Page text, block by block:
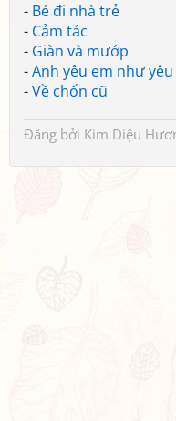
- Bé đi nhà trẻ
- Cảm tác
- Giàn và mướp
-Anh yêu em như
-Về chốn cũ
Đăng bởi Kim Diệu